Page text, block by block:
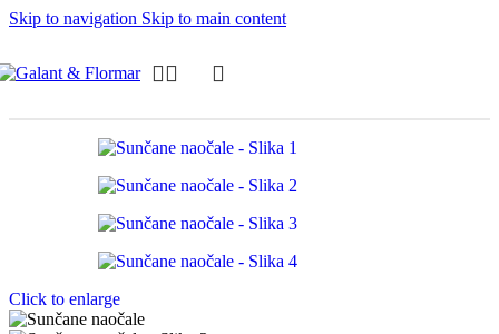
Skip to navigation Skip to main content
Click to enlarge